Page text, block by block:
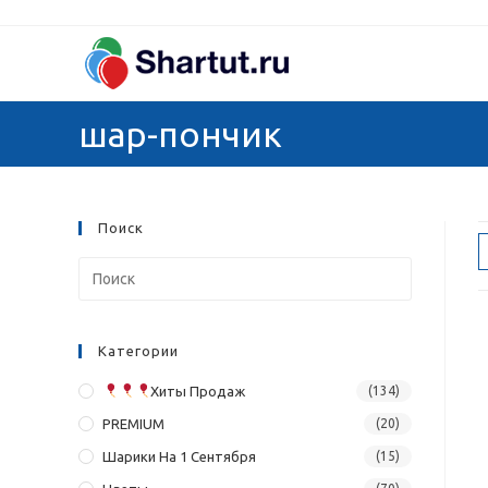
содержимому
шар-пончик
Поиск
Категории
Хиты Продаж (134)
PREMIUM (20)
Шарики На 1 Сентября (15)